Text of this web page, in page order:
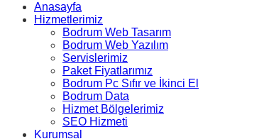
Anasayfa
Hizmetlerimiz
Bodrum Web Tasarım
Bodrum Web Yazılım
Servislerimiz
Paket Fiyatlarımız
Bodrum Pc Sıfır ve İkinci El
Bodrum Data
Hizmet Bölgelerimiz
SEO Hizmeti
Kurumsal